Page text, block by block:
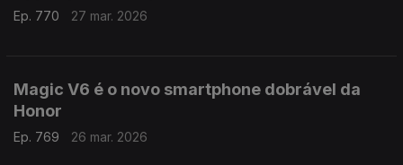
Ep. 770 27 mar. 2026
Magic V6 é o novo smartphone dobrável da
Honor
Ep. 769 26 mar. 2026